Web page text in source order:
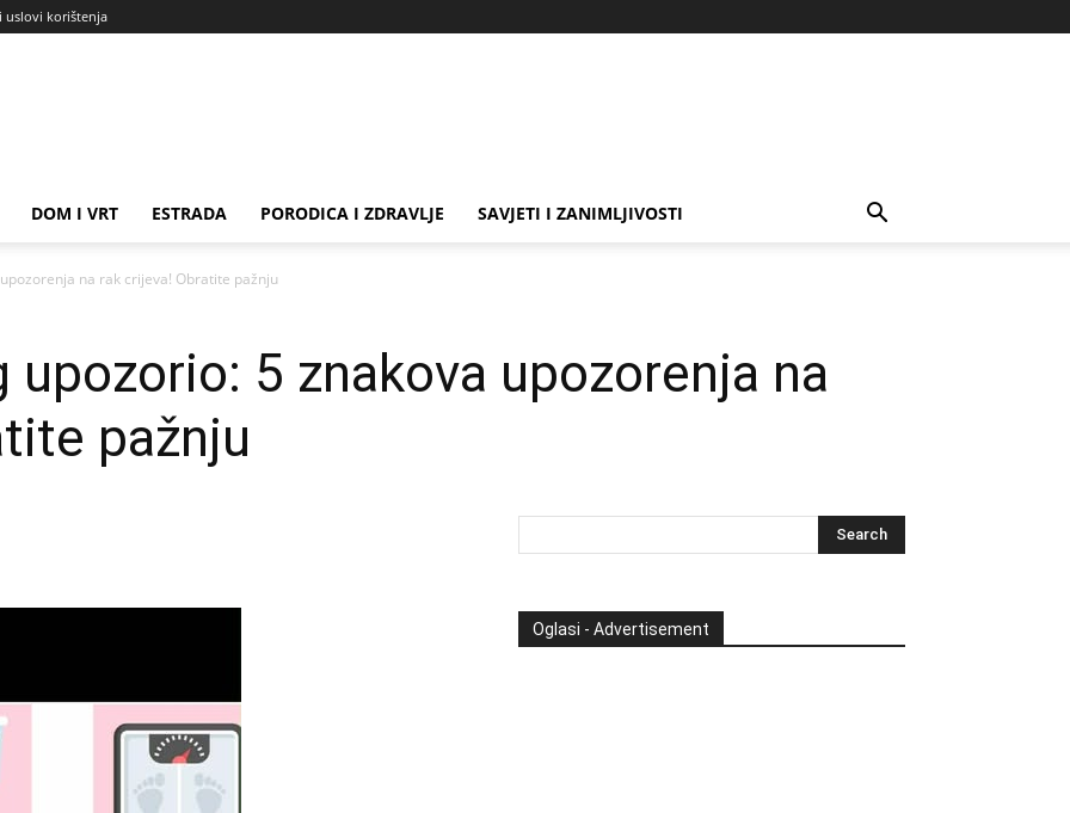
uslovi korištenja
DOM I VRT ESTRADA PORODICA I ZDRAVLJE SAVJETI I ZANIMLJIVOSTI
na rak crijeva! Obratite pažnju
5 znakova upozorenja na
pažnju
Oglasi - Advertisement